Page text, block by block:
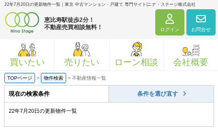
22年7月20日の更新物件一覧｜東京 中古マンション・戸建て 専門サイト|ニナ・ステージ株式会社
恵比寿駅徒歩2分！
不動産売買相談無料！
ログイン お問合せ
買いたい 売りたい ローン相談 会社概要
TOPページ > 物件検索 > 不動産情報一覧
現在の検索条件 条件を選び直す
22年7月20日の更新物件一覧